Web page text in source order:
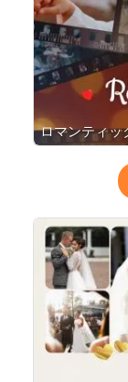
ロマンティッ